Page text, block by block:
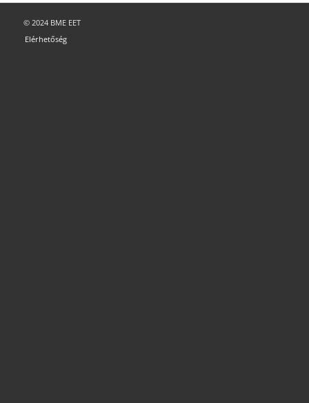
© 2024 BME EET
Elérhetőség